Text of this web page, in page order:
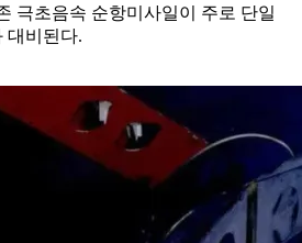
극초음속 순항미사일이 주로 단일
대비된다.